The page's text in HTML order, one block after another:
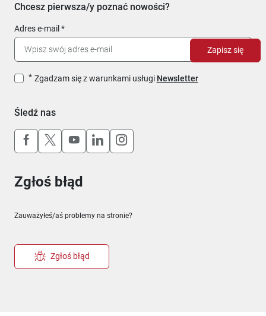
Chcesz pierwsza/y poznać nowości?
Adres e-mail
Zgadzam się z warunkami usługi Newsletter
Zapisz się
Śledź nas
Uwaga, link otworzy się w nowym oknie
Uwaga, link otworzy się w nowym oknie
Uwaga, link otworzy się w nowym
Uwaga, link otworzy się w
Uwaga, link otworzy się w
Zgłoś błąd
Zauważyłeś/aś problemy na stronie?
Zgłoś błąd